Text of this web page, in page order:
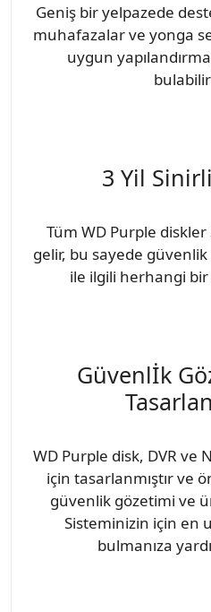
Geniş bir yelpazede
muhafazalar ve yonga
uygun
3 Yil
Tüm WD Purple diskler
gelir, bu sayede
ile ilgili herhangi
Güvenlİk
WD Purple disk, DVR ve
için tasarlanmıştır ve
güvenlik gözetimi ve
Sisteminizin için en
bulmanıza